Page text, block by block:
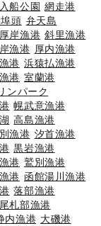
入船公園 網走港
頭 弁天島
厚岸漁港 斜里漁港
漁港 厚内漁港
港 浜猿払漁港
港 室蘭港
ンパーク
幌武意漁港
高島漁港
漁港 汐首漁港
黒岩漁港
港 鷲別漁港
港 函館湯川漁港
落部漁港
尾札部漁港
内漁港 大磯港